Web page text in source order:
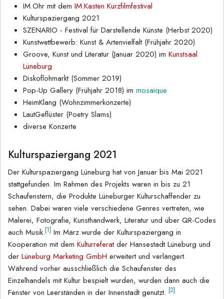
IM.Ohr mit dem IM.Kasten Kurzfilmfestival
Kulturspaziergang 2021
SZENARIO - Festival für Darstellende Künste (Herbst 2020)
Kunstwettbewerb: Kunst & Artenvielfalt (Frühjahr 2020)
Groove, Kunst und Literatur (Januar 2020) im Kunstsaal
Lüneburg
Diskoflohmarkt (Sommer 2019)
Pop-Up Gallery (Frühjahr 2018) im mosaique
HeimKlang (Wohnzimmerkonzerte)
LautGeflüster (Poetry Slams)
diverse Konzerte
Kulturspaziergang 2021
Der Kulturspaziergang Lüneburg hat von Januar bis Mai 2021
stattgefunden. Im Rahmen des Projekts waren in bis zu 21
Schaufenstern, die Produkte Lüneburger Kulturschaffender zu
sehen. Dabei waren viele verschiedene Genres vertreten, wie
Malerei, Fotografie, Kunsthandwerk, Literatur und über QR-Codes
auch Musik.[1] Im März wurde der Kulturspaziergang in
Kooperation mit dem Kulturreferatder Hansestadt Lüneburg und
der Lüneburg Marketing GmbH erweitert und verlängert.
Während vorher ausschließlich die Schaufenster des
Einzelhandels mit Kultur bespielt wurden, wurden dann auch die
Fenster von Leerständen in der Innenstadt genutzt. [2]